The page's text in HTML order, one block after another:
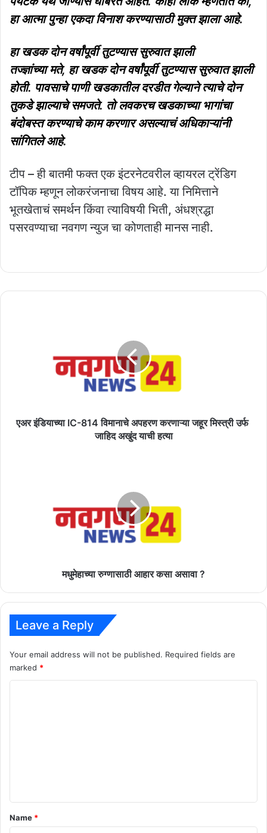
हा आत्मा पुन्हा एकदा विनाश करण्यासाठी मुक्त झाला आहे.
हा खडक दोन वर्षांपूर्वी तुटण्यास सुरुवात झाली
तज्ज्ञांच्या मते, हा खडक दोन वर्षांपूर्वी तुटण्यास सुरुवात झाली
होती. पावसाचे पाणी खडकातील दरडीत गेल्याने त्याचे दोन
तुकडे झाल्याचे समजते. तो लवकरच खडकाच्या भागांचा
बंदोबस्त करण्याचे काम करणार असल्याचं अधिकाऱ्यांनी
सांगितले आहे.
टीप – ही बातमी फक्त एक इंटरनेटवरील व्हायरल ट्रेंडिग
टॉपिक म्हणून लोकरंजनाचा विषय आहे. या निमित्ताने
भूतखेताचं समर्थन किंवा त्याविषयी भिती, अंधश्रद्धा
पसरवण्याचा नवगण न्युज चा कोणताही मानस नाही.
उर्फएअर इंडियाच्या IC-814 विमानाचे अपहरण करणाऱ्या जहूर मिस्त्री उर्फ ​​
जाहिद अखुंद याची हत्या
मधुमेहाच्या रुग्णासाठी आहार कसा असावा ?
Leave a Reply
Your email address will not be published. Required fields are
marked *
*
Name *